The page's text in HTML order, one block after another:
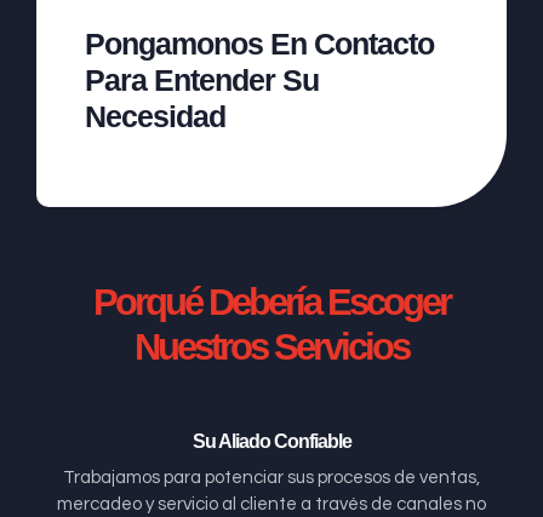
Pongamonos En Contacto
Para Entender Su
Necesidad
Porqué Debería Escoger
Nuestros Servicios
Su Aliado Confiable
Trabajamos para potenciar sus procesos de ventas,
mercadeo y servicio al cliente a través de canales no